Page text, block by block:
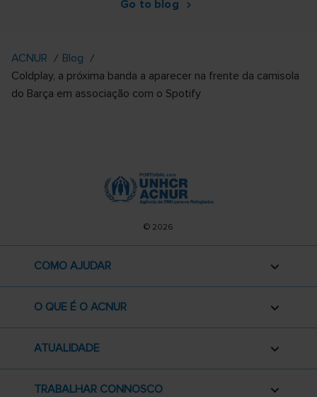
Go to blog
ACNUR
Blog
Coldplay, a próxima banda a aparecer na frente da camisola
do Barça em associação com o Spotify
© 2026
COMO AJUDAR
O QUE É O ACNUR
ATUALIDADE
TRABALHAR CONNOSCO